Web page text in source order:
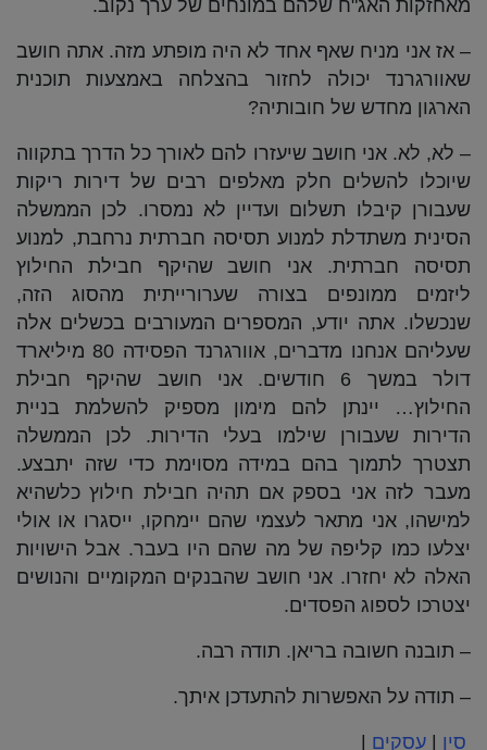
מאחזקות האג"ח שלהם במונחים של ערך נקוב.
– אז אני מניח שאף אחד לא היה מופתע מזה. אתה חושב
שאוורגרנד יכולה לחזור בהצלחה באמצעות תוכנית
הארגון מחדש של חובותיה?
– לא, לא. אני חושב שיעזרו להם לאורך כל הדרך בתקווה
שיוכלו להשלים חלק מאלפים רבים של דירות ריקות
שעבורן קיבלו תשלום ועדיין לא נמסרו. לכן הממשלה
הסינית משתדלת למנוע תסיסה חברתית נרחבת, למנוע
תסיסה חברתית. אני חושב שהיקף חבילת החילוץ
ליזמים ממונפים בצורה שערורייתית מהסוג הזה,
שנכשלו. אתה יודע, המספרים המעורבים בכשלים אלה
שעליהם אנחנו מדברים, אוורגרנד הפסידה 80 מיליארד
דולר במשך 6 חודשים. אני חושב שהיקף חבילת
החילוץ… יינתן להם מימון מספיק להשלמת בניית
הדירות שעבורן שילמו בעלי הדירות. לכן הממשלה
תצטרך לתמוך בהם במידה מסוימת כדי שזה יתבצע.
מעבר לזה אני בספק אם תהיה חבילת חילוץ כלשהיא
למישהו, אני מתאר לעצמי שהם יימחקו, ייסגרו או אולי
יצלעו כמו קליפה של מה שהם היו בעבר. אבל הישויות
האלה לא יחזרו. אני חושב שהבנקים המקומיים והנושים
יצטרכו לספוג הפסדים.
– תובנה חשובה בריאן. תודה רבה.
– תודה על האפשרות להתעדכן איתך.
סין | עסקים |